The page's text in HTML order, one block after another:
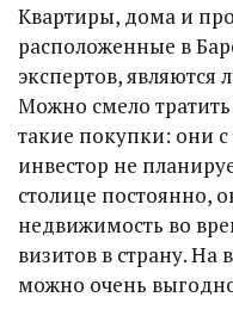
Квартиры, дома и
расположенные в
экспертов,
Можно смело
такие покупки: они с
инвестор не
столице постоянно,
недвижимость во
визитов в страну. На
можно очень